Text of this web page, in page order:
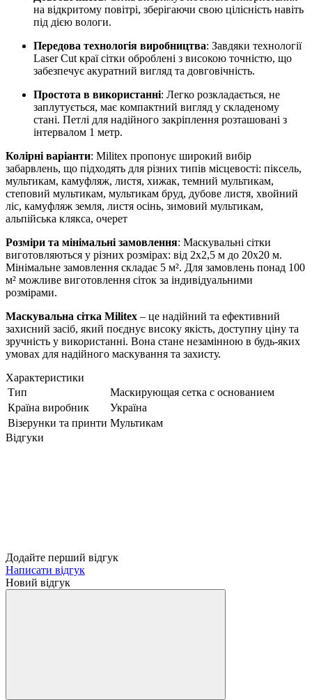
на відкритому повітрі, зберігаючи свою цілісність навіть
під дією вологи.
Передова технологія виробництва: Завдяки технології
Laser Cut краї сітки оброблені з високою точністю, що
забезпечує акуратний вигляд та довговічність.
Простота в використанні: Легко розкладається, не
заплутується, має компактний вигляд у складеному
стані. Петлі для надійного закріплення розташовані з
інтервалом 1 метр.
Колірні варіанти: Militex пропонує широкий вибір
забарвлень, що підходять для різних типів місцевості: піксель,
мультикам, камуфляж, листя, хижак, темний мультикам,
степовий мультикам, мультикам бруд, дубове листя, хвойний
ліс, камуфляж земля, листя осінь, зимовий мультикам,
альпійська клякса, очерет
Розміри та мінімальні замовлення: Маскувальні сітки
виготовляються у різних розмірах: від 2х2,5 м до 20х20 м.
Мінімальне замовлення складає 5 м². Для замовлень понад 100
м² можливе виготовлення сіток за індивідуальними
розмірами.
Маскувальна сітка Militex – це надійний та ефективний
захисний засіб, який поєднує високу якість, доступну ціну та
зручність у використанні. Вона стане незамінною в будь-яких
умовах для надійного маскування та захисту.
Характеристики
Тип
Маскирующая сетка с основанием
Країна виробник
Україна
Візерунки та принти Мультикам
Відгуки
Додайте перший відгук
Написати відгук
Новий відгук